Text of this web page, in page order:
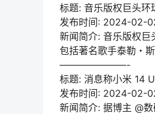
标题: 音乐版权巨头
发布时间: 2024-02-
新闻简介: 音乐版权巨
包括著名歌手泰勒・
———————-
标题: 消息称小米 14
发布时间: 2024-02-
新闻简介: 据博主 @